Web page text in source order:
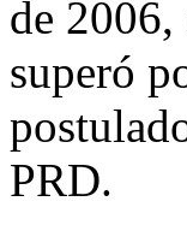
de
superó
PRD.